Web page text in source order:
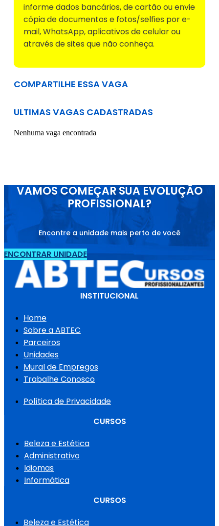
informe dados bancários, de cartão ou envie
cópia de documentos e fotos/selfies por e-
mail, WhatsApp, aplicativos de celular ou
através de sites que não conheça.
COMPARTILHE ESSA VAGA
ULTIMAS VAGAS CADASTRADAS
Nenhuma vaga encontrada
VAMOS COMEÇAR SUA EVOLUÇÃO
PROFISSIONAL?
Encontre a unidade mais perto de você
ENCONTRAR UNIDADE
INSTITUCIONAL
Home
Sobre a ABTEC
Parceiros
Unidades
Mural de Empregos
Trabalhe Conosco
Política de Privacidade
CURSOS
Beleza e Estética
Administrativo
Idiomas
Informática
CURSOS
Beleza e Estética